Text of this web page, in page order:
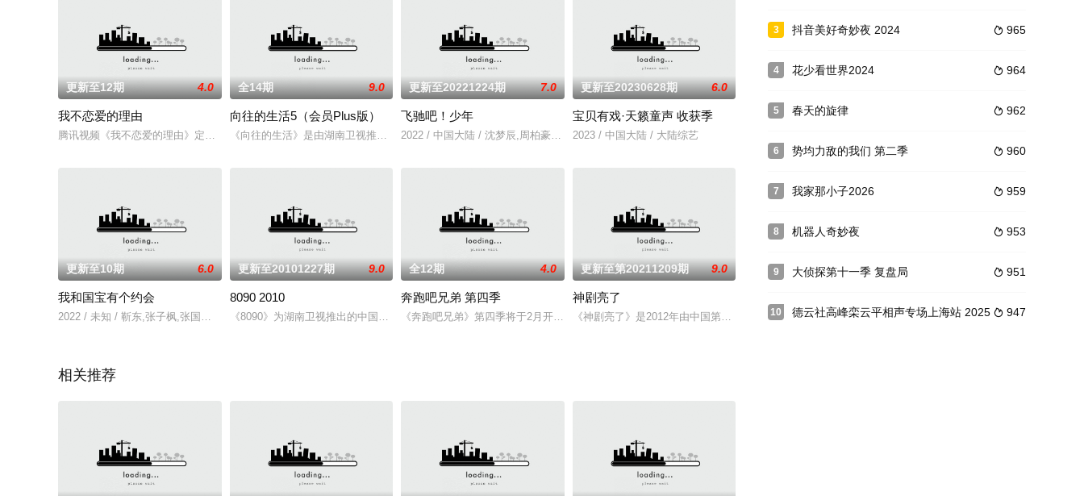
更新至12期 4.0
我不恋爱的理由
腾讯视频《我不恋爱的理由》定档，11月24日起，每周四周五中午12:00播出。当我们讨论恋爱，我们想要得到什么答案？终其一生，我们都在寻找亲密关系的终极奥义。我们在一起，探索
全14期 9.0
向往的生活5（会员Plus版）
《向往的生活》是由湖南卫视推出的大型生活服务纪实节目。节目记录了何炅、黄磊、彭昱畅、张子枫、张艺兴等人一起守拙归园田蘑菇屋，为观众带来一幅“自力更生，自给自足，温
更新至20221224期 7.0
飞驰吧！少年
2022 / 中国大陆 / 沈梦辰,周柏豪,夏之光,石海涛
更新至20230628期 6.0
宝贝有戏·天籁童声 收获季
2023 / 中国大陆 / 大陆综艺
更新至10期 6.0
我和国宝有个约会
2022 / 未知 / 靳东,张子枫,张国立,富大龙,郭麒麟,张钧甯
更新至20101227期 9.0
8090 2010
《8090》为湖南卫视推出的中国第一档聚焦青少年成长情感故事的节目，从2010年开始，每周一晚20：30在湖南卫视上档，它以80后为主人公，以80后的视角讲述情感故事、直面情
全12期 4.0
奔跑吧兄弟 第四季
《奔跑吧兄弟》第四季将于2月开始录制，预计2016年4月起每周五播出，接档《王牌对王牌》、《二十四小时》，最终播出时间以官方为准。
更新至第20211209期 9.0
神剧亮了
《神剧亮了》是2012年由中国第一高清影视门户网站“爱奇艺”电视剧频道出品的、以揭示当红热剧亮点为
相关推荐
3  965
抖音美好奇妙夜 2024
4  964
花少看世界2024
5  962
春天的旋律
6  960
势均力敌的我们 第二季
7  959
我家那小子2026
8  953
机器人奇妙夜
9  951
大侦探第十一季 复盘局
10  947
德云社高峰栾云平相声专场上海站 2025